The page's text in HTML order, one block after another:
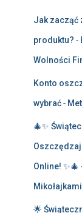
Jak zacząć
produktu? -
Wolności
Konto
wybrać-
🎄✨
Online!
🌟